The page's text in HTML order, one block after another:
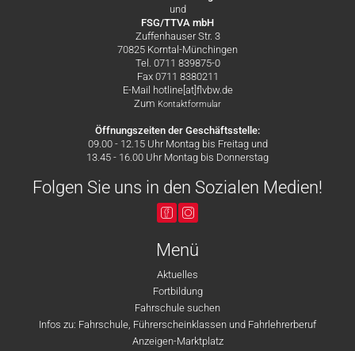
und
FSG/TTVA mbH
Zuffenhauser Str. 3
70825 Korntal-Münchingen
Tel. 0711 839875-0
Fax 0711 8380211
E-Mail hotline[at]flvbw.de
Zum Kontaktformular
Öffnungszeiten der Geschäftsstelle:
09.00 - 12.15 Uhr Montag bis Freitag und
13.45 - 16.00 Uhr Montag bis Donnerstag
Folgen Sie uns in den Sozialen Medien!
Menü
Aktuelles
Fortbildung
Fahrschule suchen
Infos zu: Fahrschule, Führerscheinklassen und Fahrlehrerberuf
Anzeigen-Marktplatz